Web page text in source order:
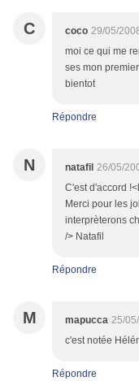
C coco 29/05/
moi ce qui me
ses mon
bientot
Répondre
N natafil 26/05/
C'est d'accord
Merci pour les
interprèterons
/> Natafil
Répondre
M mapucca 25/
c'est notée
Répondre